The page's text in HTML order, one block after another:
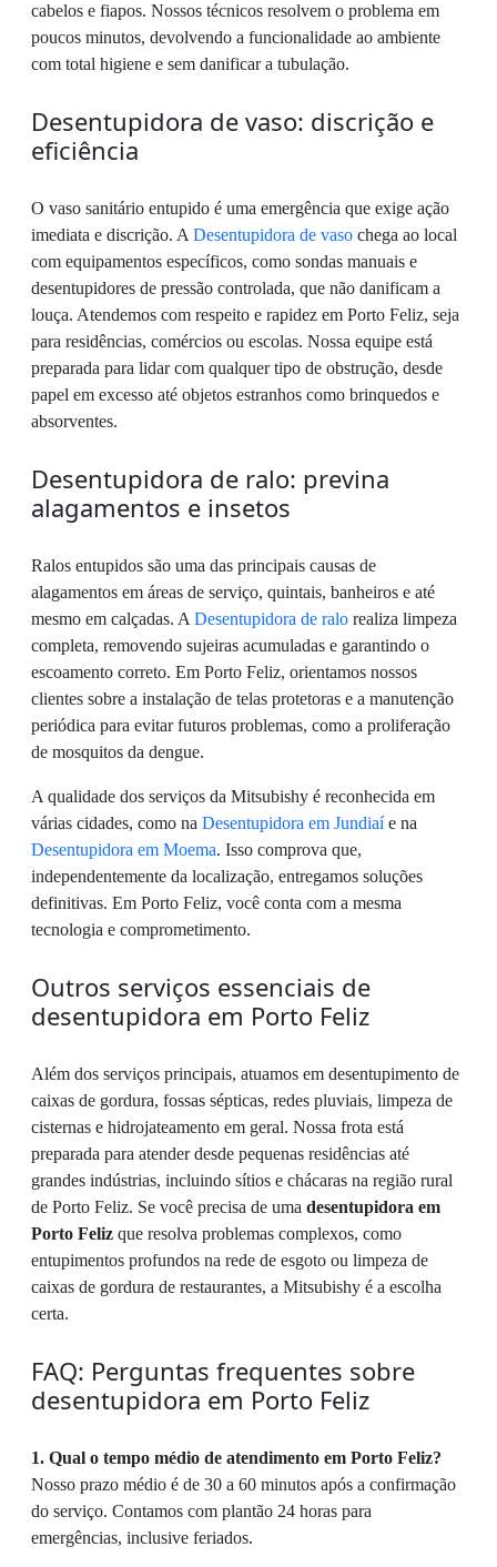
cabelos e fiapos. Nossos técnicos resolvem o problema em
poucos minutos, devolvendo a funcionalidade ao ambiente
com total higiene e sem danificar a tubulação.
Desentupidora de vaso: discrição e
eficiência
O vaso sanitário entupido é uma emergência que exige ação
imediata e discrição. A Desentupidora de vaso chega ao local
com equipamentos específicos, como sondas manuais e
desentupidores de pressão controlada, que não danificam a
louça. Atendemos com respeito e rapidez em Porto Feliz, seja
para residências, comércios ou escolas. Nossa equipe está
preparada para lidar com qualquer tipo de obstrução, desde
papel em excesso até objetos estranhos como brinquedos e
absorventes.
Desentupidora de ralo: previna
alagamentos e insetos
Ralos entupidos são uma das principais causas de
alagamentos em áreas de serviço, quintais, banheiros e até
mesmo em calçadas. A Desentupidora de ralo realiza limpeza
completa, removendo sujeiras acumuladas e garantindo o
escoamento correto. Em Porto Feliz, orientamos nossos
clientes sobre a instalação de telas protetoras e a manutenção
periódica para evitar futuros problemas, como a proliferação
de mosquitos da dengue.
A qualidade dos serviços da Mitsubishy é reconhecida em
várias cidades, como na Desentupidora em Jundiaíe na
Desentupidora em Moema. Isso comprova que,
independentemente da localização, entregamos soluções
definitivas. Em Porto Feliz, você conta com a mesma
tecnologia e comprometimento.
Outros serviços essenciais de
desentupidora em Porto Feliz
Além dos serviços principais, atuamos em desentupimento de
caixas de gordura, fossas sépticas, redes pluviais, limpeza de
cisternas e hidrojateamento em geral. Nossa frota está
preparada para atender desde pequenas residências até
grandes indústrias, incluindo sítios e chácaras na região rural
de Porto Feliz. Se você precisa de uma desentupidora em
Porto Feliz que resolva problemas complexos, como
entupimentos profundos na rede de esgoto ou limpeza de
caixas de gordura de restaurantes, a Mitsubishy é a escolha
certa.
FAQ: Perguntas frequentes sobre
desentupidora em Porto Feliz
1. Qual o tempo médio de atendimento em Porto Feliz?
Nosso prazo médio é de 30 a 60 minutos após a confirmação
do serviço. Contamos com plantão 24 horas para
emergências, inclusive feriados.